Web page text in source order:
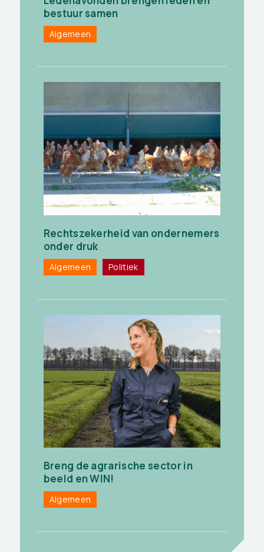
bestuur samen
Algemeen
Rechtszekerheid van ondernemers
onder druk
Algemeen Politiek
Breng de agrarische sector in
beeld en WIN!
Algemeen